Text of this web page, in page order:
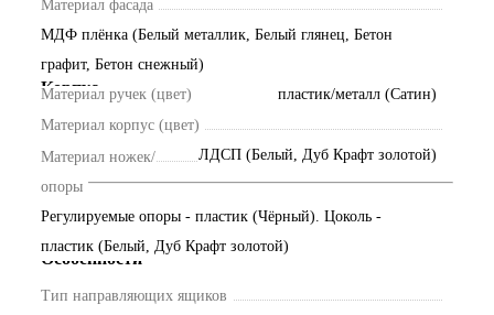
Материал фасада
МДФ плёнка (Белый металлик, Белый глянец, Бетон
графит, Бетон снежный)
Материал ручек (цвет)
пластик/металл (Сатин)
Корпус
Материал корпус (цвет)
ЛДСП (Белый, Дуб Крафт золотой)
Материал ножек/
опоры
Регулируемые опоры - пластик (Чёрный). Цоколь -
пластик (Белый, Дуб Крафт золотой)
Особенности
Тип направляющих ящиков